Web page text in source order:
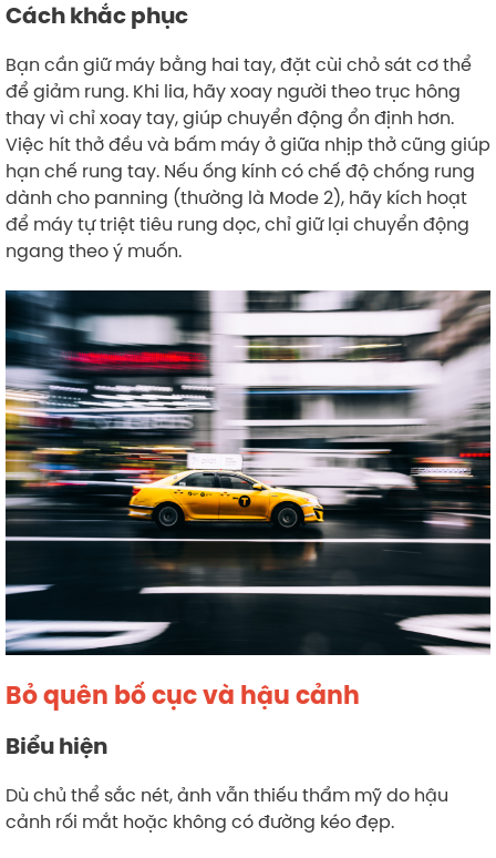
Cách khắc phục
Bạn cần giữ máy bằng hai tay, đặt cùi chỏ sát cơ thể
để giảm rung. Khi lia, hãy xoay người theo trục hông
thay vì chỉ xoay tay, giúp chuyển động ổn định hơn.
Việc hít thở đều và bấm máy ở giữa nhịp thở cũng giúp
hạn chế rung tay. Nếu ống kính có chế độ chống rung
dành cho panning (thường là Mode 2), hãy kích hoạt
để máy tự triệt tiêu rung dọc, chỉ giữ lại chuyển động
ngang theo ý muốn.
Bỏ quên bố cục và hậu cảnh
Biểu hiện
Dù chủ thể sắc nét, ảnh vẫn thiếu thẩm mỹ do hậu
cảnh rối mắt hoặc không có đường kéo đẹp.